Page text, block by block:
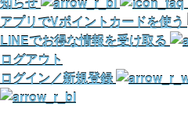
アプリでVポイントカードを使う
LINEでお得な情報を受け取る
ログアウト
ログイン／新規登録